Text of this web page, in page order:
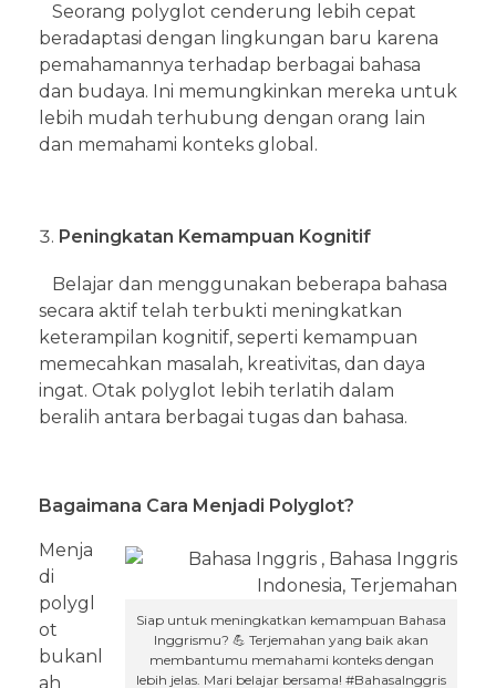
Seorang polyglot cenderung lebih cepat
beradaptasi dengan lingkungan baru karena
pemahamannya terhadap berbagai bahasa
dan budaya. Ini memungkinkan mereka untuk
lebih mudah terhubung dengan orang lain
dan memahami konteks global.
Peningkatan Kemampuan Kognitif
Belajar dan menggunakan beberapa bahasa
secara aktif telah terbukti meningkatkan
keterampilan kognitif, seperti kemampuan
memecahkan masalah, kreativitas, dan daya
ingat. Otak polyglot lebih terlatih dalam
beralih antara berbagai tugas dan bahasa.
Bagaimana Cara Menjadi Polyglot?
Siap untuk meningkatkan kemampuan Bahasa
Inggrismu? 💪 Terjemahan yang baik akan
membantumu memahami konteks dengan
lebih jelas. Mari belajar bersama! #BahasaInggris
Menja
di
polygl
ot
bukanl
ah